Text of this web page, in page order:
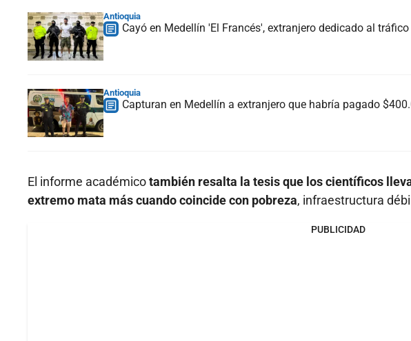
Antioquia
Cayó en Medellín 'El Francés', extranjero dedicado al
Antioquia
Capturan en Medellín a extranjero que habría pagado
El informe académicotambién resalta la tesis que los científicos
extremo mata más cuando coincide con pobreza, infraestructura
PUBLICIDAD